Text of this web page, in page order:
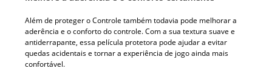
Além de proteger o Controle também todavia pode melhorar a
aderência e o conforto do controle. Com a sua textura suave e
antiderrapante, essa película protetora pode ajudar a evitar
quedas acidentais e tornar a experiência de jogo ainda mais
confortável.